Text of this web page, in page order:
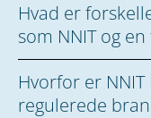
Hvad er
som NNIT og
Hvorfor er
regulerede